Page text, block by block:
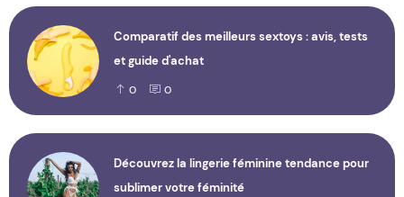
Comparatif des meilleurs sextoys : avis, tests
et guide d'achat
0 0
Découvrez la lingerie féminine tendance pour
sublimer votre féminité